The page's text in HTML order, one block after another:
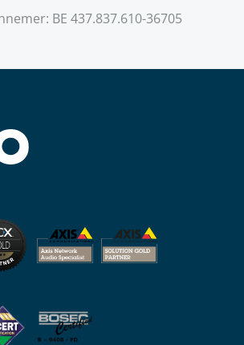
BE 437.837.610-36705